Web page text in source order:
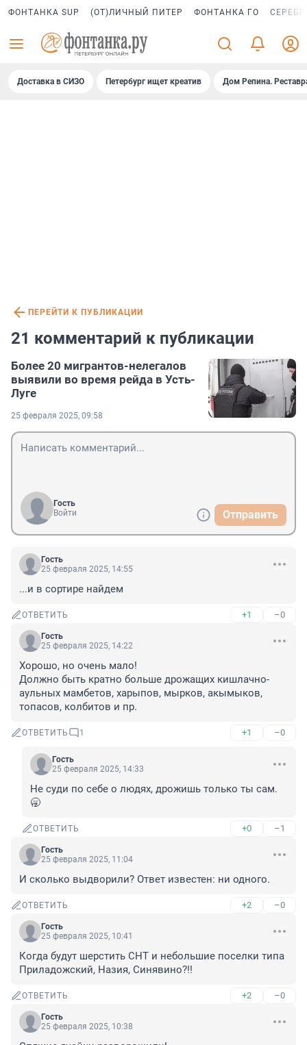
ФОНТАНКА SUP (ОТ)ЛИЧНЫЙ ПИТЕР ФОНТАНКА ГО
Доставка в СИЗО Петербург ищет креатив Дом Репина.
ПЕРЕЙТИ К ПУБЛИКАЦИИ
21 комментарий к публикации
Более 20 мигрантов-нелегалов
выявили во время рейда в Усть-
Луге
25 февраля 2025, 09:58
Гость
Войти
Отправить
Гость
25 февраля 2025, 14:55
...и в сортире найдем
ОТВЕТИТЬ +1 –0
Гость
25 февраля 2025, 14:22
Хорошо, но очень мало!
Должно быть кратно больше дрожащих кишлачно-
аульных мамбетов, харыпов, мырков, акымыков,
топасов, колбитов и пр.
ОТВЕТИТЬ 1 +1 –0
Гость
25 февраля 2025, 14:33
Не суди по себе о людях, дрожишь только ты сам.
🥱
ОТВЕТИТЬ +0 –1
Гость
25 февраля 2025, 11:04
И сколько выдворили? Ответ известен: ни одного.
ОТВЕТИТЬ +2 –0
Гость
25 февраля 2025, 10:41
Когда будут шерстить СНТ и небольшие поселки типа
Приладожский, Назия, Синявино?!!
ОТВЕТИТЬ +2 –0
Гость
25 февраля 2025, 10:38